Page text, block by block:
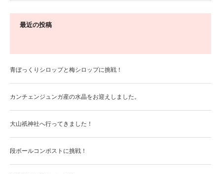
最近の投稿
青ぼっくりシロップと梅シロップに挑戦！
カンチェンジュンガ産の水晶をお迎えしました。
大山祇神社へ行ってきました！
段ボールコンポストに挑戦！